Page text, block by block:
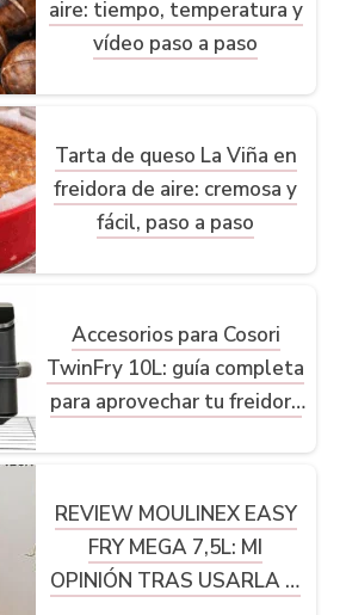
aire: tiempo, temperatura y
vídeo paso a paso
Tarta de queso La Viña en
freidora de aire: cremosa y
fácil, paso a paso
Accesorios para Cosori
TwinFry 10L: guía completa
para aprovechar tu freidora
REVIEW MOULINEX EASY
FRY MEGA 7,5L: MI
OPINIÓN TRAS USARLA A